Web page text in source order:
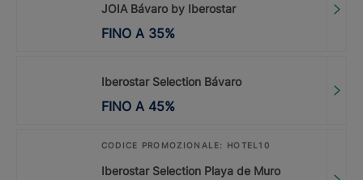
JOIA Bávaro by Iberostar
FINO A 35%
Iberostar Selection Bávaro
FINO A 45%
CODICE PROMOZIONALE: HOTEL10
Iberostar Selection Playa de Muro